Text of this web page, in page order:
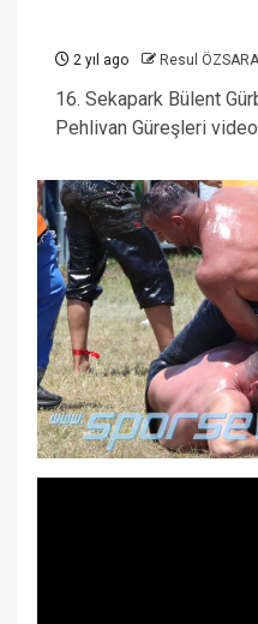
2 yıl ago Resul
16. Sekapark Bülent
Pehlivan Güreşleri